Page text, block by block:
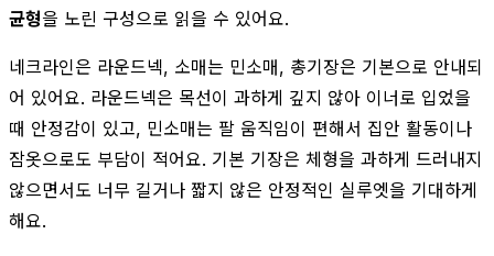
균형을 노린 구성으로 읽을 수 있어요.
네크라인은 라운드넥, 소매는 민소매, 총기장은 기본으로 안내되
어 있어요. 라운드넥은 목선이 과하게 깊지 않아 이너로 입었을
때 안정감이 있고, 민소매는 팔 움직임이 편해서 집안 활동이나
잠옷으로도 부담이 적어요. 기본 기장은 체형을 과하게 드러내지
않으면서도 너무 길거나 짧지 않은 안정적인 실루엣을 기대하게
해요.